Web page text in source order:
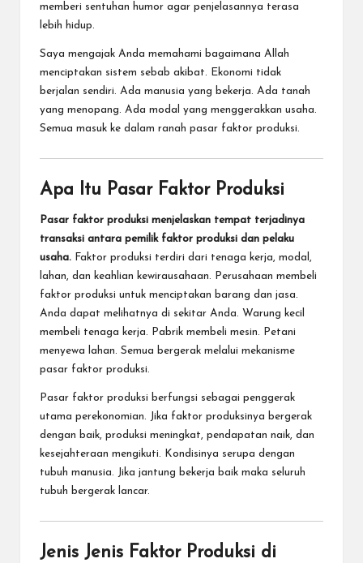
memberi sentuhan humor agar penjelasannya terasa
lebih hidup.
Saya mengajak Anda memahami bagaimana Allah
menciptakan sistem sebab akibat. Ekonomi tidak
berjalan sendiri. Ada manusia yang bekerja. Ada tanah
yang menopang. Ada modal yang menggerakkan usaha.
Semua masuk ke dalam ranah pasar faktor produksi.
Apa Itu Pasar Faktor Produksi
Pasar faktor produksi menjelaskan tempat terjadinya
transaksi antara pemilik faktor produksi dan pelaku
usaha. Faktor produksi terdiri dari tenaga kerja, modal,
lahan, dan keahlian kewirausahaan. Perusahaan membeli
faktor produksi untuk menciptakan barang dan jasa.
Anda dapat melihatnya di sekitar Anda. Warung kecil
membeli tenaga kerja. Pabrik membeli mesin. Petani
menyewa lahan. Semua bergerak melalui mekanisme
pasar faktor produksi.
Pasar faktor produksi berfungsi sebagai penggerak
utama perekonomian. Jika faktor produksinya bergerak
dengan baik, produksi meningkat, pendapatan naik, dan
kesejahteraan mengikuti. Kondisinya serupa dengan
tubuh manusia. Jika jantung bekerja baik maka seluruh
tubuh bergerak lancar.
Jenis Jenis Faktor Produksi di